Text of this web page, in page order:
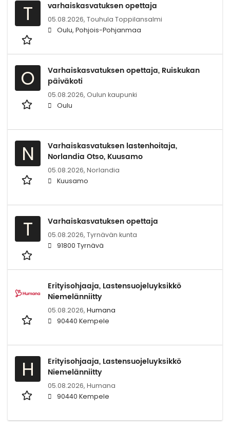
T varhaiskasvatuksen opettaja
05.08.2026, Touhula Toppilansalmi
Oulu, Pohjois-Pohjanmaa
O
Varhaiskasvatuksen opettaja, Ruiskukan
päiväkoti
05.08.2026, Oulun kaupunki
Oulu
N
Varhaiskasvatuksen lastenhoitaja,
Norlandia Otso, Kuusamo
05.08.2026, Norlandia
Kuusamo
T Varhaiskasvatuksen opettaja
05.08.2026, Tyrnävän kunta
91800 Tyrnävä
Erityisohjaaja, Lastensuojeluyksikkö
Niemelänniitty
05.08.2026, Humana
90440 Kempele
H
Erityisohjaaja, Lastensuojeluyksikkö
Niemelänniitty
05.08.2026, Humana
90440 Kempele